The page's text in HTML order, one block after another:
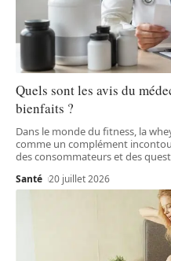
Quels sont les avis du
bienfaits ?
Dans le monde du fitness, la
comme un complément
des consommateurs et des
Santé 20 juillet 2026